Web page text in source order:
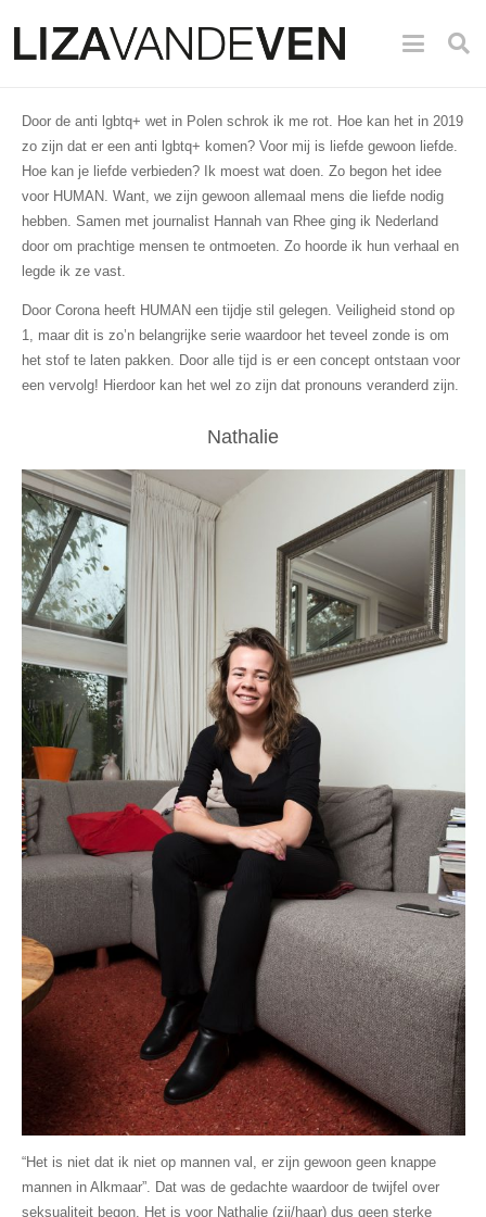
Door de anti lgbtq+ wet in Polen schrok ik me rot. Hoe kan het in 2019
zo zijn dat er een anti lgbtq+ komen? Voor mij is liefde gewoon liefde.
Hoe kan je liefde verbieden? Ik moest wat doen. Zo begon het idee
voor HUMAN. Want, we zijn gewoon allemaal mens die liefde nodig
hebben. Samen met journalist Hannah van Rhee ging ik Nederland
door om prachtige mensen te ontmoeten. Zo hoorde ik hun verhaal en
legde ik ze vast.
Door Corona heeft HUMAN een tijdje stil gelegen. Veiligheid stond op
1, maar dit is zo’n belangrijke serie waardoor het teveel zonde is om
het stof te laten pakken. Door alle tijd is er een concept ontstaan voor
een vervolg! Hierdoor kan het wel zo zijn dat pronouns veranderd zijn.
Nathalie
“Het is niet dat ik niet op mannen val, er zijn gewoon geen knappe
mannen in Alkmaar”. Dat was de gedachte waardoor de twijfel over
seksualiteit begon. Het is voor Nathalie (zij/haar) dus geen sterke